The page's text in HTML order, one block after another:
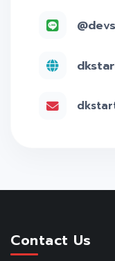
Contact Us